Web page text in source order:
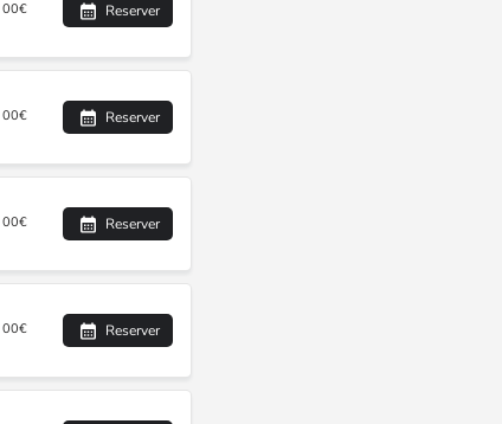
00€ Reserver
00€ Reserver
00€ Reserver
00€ Reserver